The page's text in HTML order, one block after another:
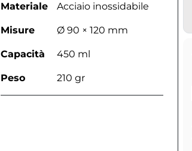
Materiale Acciaio inossidabile
Misure Ø 90 × 120 mm
Capacità 450 ml
Peso 210 gr